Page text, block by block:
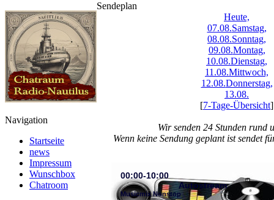
Navigation
Startseite
news
Impressum
Wunschbox
Chatroom
Sendeplan
Heute,
07.08.Samstag,
08.08.Sonntag,
09.08.Montag,
10.08.Dienstag,
11.08.Mittwoch,
12.08.Donnerstag,
13.08.
[7-Tage-Übersicht]
Wir senden 24 Stunden rund
Wenn keine Sendung geplant ist sendet
00:00-10:00
Autostream
Musicmix Nonstop